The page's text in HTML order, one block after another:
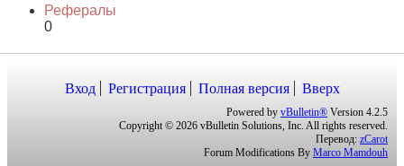
Рефералы
0
Вход Регистрация Полная версия Вверх
Powered by vBulletin® Version 4.2.5
Copyright © 2026 vBulletin Solutions, Inc. All rights reserved.
Перевод: zCarot
Forum Modifications By Marco Mamdouh